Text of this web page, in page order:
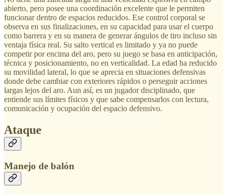
abierto, pero posee una coordinación excelente que le permiten
funcionar dentro de espacios reducidos. Ese control corporal se
observa en sus finalizaciones, en su capacidad para usar el cuerpo
como barrera y en su manera de generar ángulos de tiro incluso sin
ventaja física real. Su salto vertical es limitado y ya no puede
competir por encima del aro, pero su juego se basa en anticipación,
técnica y posicionamiento, no en verticalidad. La edad ha reducido
su movilidad lateral, lo que se aprecia en situaciones defensivas
donde debe cambiar con exteriores rápidos o perseguir acciones
largas lejos del aro. Aun así, es un jugador disciplinado, que
entiende sus límites físicos y que sabe compensarlos con lectura,
comunicación y ocupación del espacio defensivo.
Ataque
Manejo de balón